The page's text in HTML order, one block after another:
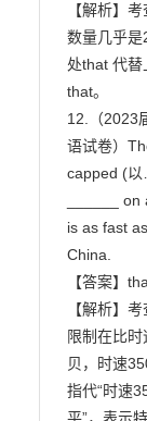
【解析】
数量几乎
处that 代
that。
12.（2023
语试卷）
capped (
______
is as fast
China.
【答案】
【解析】
限制在比
贝，时速
指代“时速